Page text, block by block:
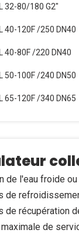
32-80/180 G2"
40-120F /250 DN40
40-80F /220 DN40
50-100F /240 DN50
65-120F /340 DN65
de l'eau froide
de
de récupération
de